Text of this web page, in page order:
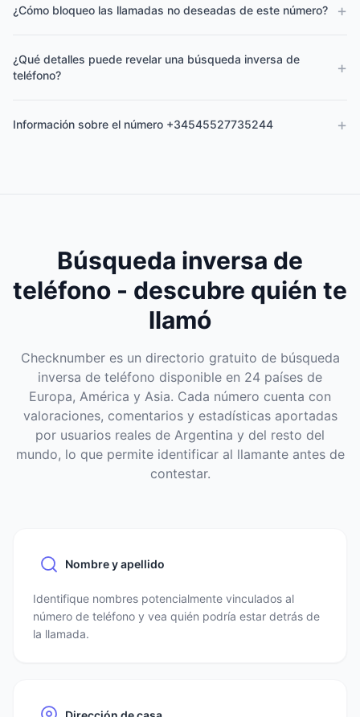
¿Cómo bloqueo las llamadas no deseadas de este número? +
¿Qué detalles puede revelar una búsqueda inversa de
teléfono?
+
Información sobre el número +34545527735244 +
Búsqueda inversa de
teléfono - descubre quién te
llamó
Checknumber es un directorio gratuito de búsqueda
inversa de teléfono disponible en 24 países de
Europa, América y Asia. Cada número cuenta con
valoraciones, comentarios y estadísticas aportadas
por usuarios reales de Argentina y del resto del
mundo, lo que permite identificar al llamante antes de
contestar.
Nombre y apellido
Identifique nombres potencialmente vinculados al
número de teléfono y vea quién podría estar detrás de
la llamada.